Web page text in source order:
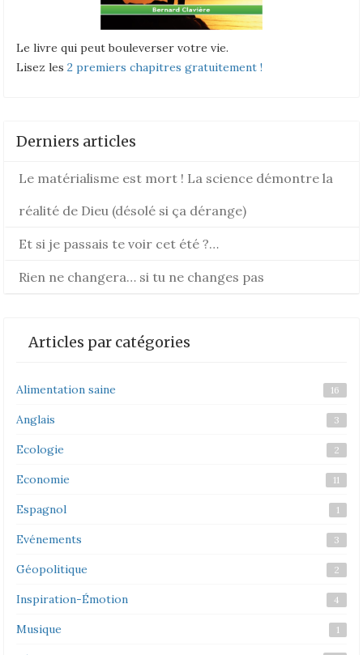
Le livre qui peut bouleverser votre vie.
Lisez les 2 premiers chapitres gratuitement !
Derniers articles
Le matérialisme est mort ! La science démontre la
réalité de Dieu (désolé si ça dérange)
Et si je passais te voir cet été ?…
Rien ne changera… si tu ne changes pas
Articles par catégories
Alimentation saine 16
Anglais 3
Ecologie 2
Economie 11
Espagnol 1
Evénements 3
Géopolitique 2
Inspiration-Émotion 4
Musique 1